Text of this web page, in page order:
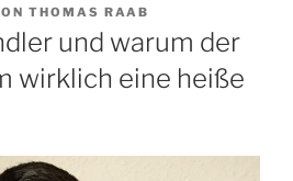
THOMAS RAAB
und warum der
wirklich eine heiße